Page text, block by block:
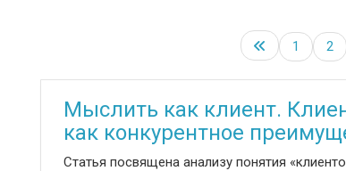
1 2
Мыслить как клиент.
как конкурентное
Статья посвящена анализу понятия